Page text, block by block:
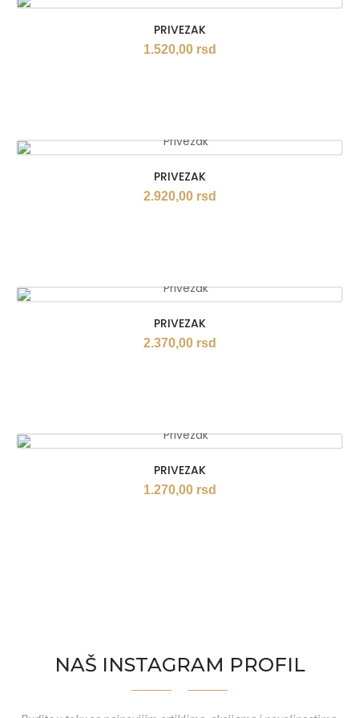
PRIVEZAK
1.520,00 rsd
PRIVEZAK
2.920,00 rsd
PRIVEZAK
2.370,00 rsd
PRIVEZAK
1.270,00 rsd
NAŠ INSTAGRAM PROFIL